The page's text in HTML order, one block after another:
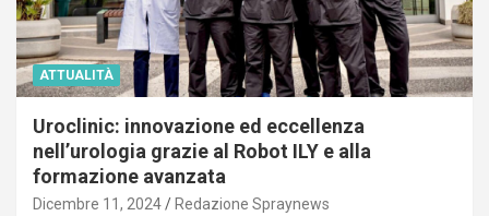
ATTUALITÀ
Uroclinic: innovazione ed eccellenza
nell’urologia grazie al Robot ILY e alla
formazione avanzata
Dicembre 11, 2024 Redazione Spraynews